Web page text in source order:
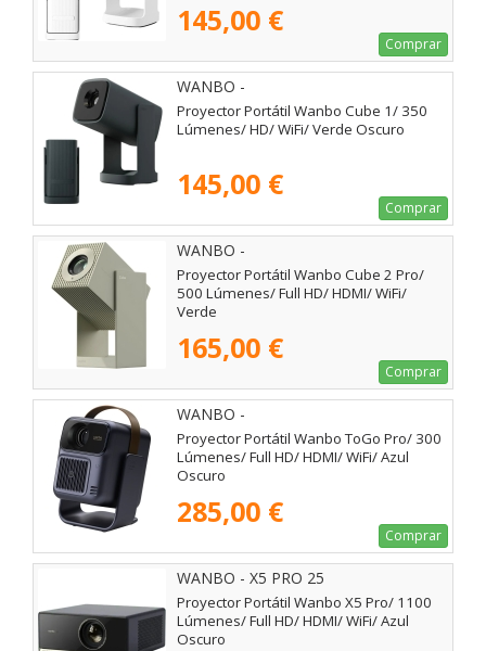
145,00 €
Comprar
WANBO -
Proyector Portátil Wanbo Cube 1/ 350
Lúmenes/ HD/ WiFi/ Verde Oscuro
145,00 €
Comprar
WANBO -
Proyector Portátil Wanbo Cube 2 Pro/
500 Lúmenes/ Full HD/ HDMI/ WiFi/
Verde
165,00 €
Comprar
WANBO -
Proyector Portátil Wanbo ToGo Pro/ 300
Lúmenes/ Full HD/ HDMI/ WiFi/ Azul
Oscuro
285,00 €
Comprar
WANBO - X5 PRO 25
Proyector Portátil Wanbo X5 Pro/ 1100
Lúmenes/ Full HD/ HDMI/ WiFi/ Azul
Oscuro